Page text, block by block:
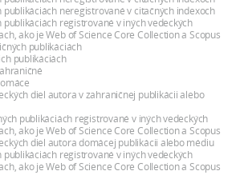
c
h
publikáciách neregistrované v citačných indexoch
publikáciách registrované v iných vedeckých
ako je Web of Science Core Collection a Scopus
publikáciách
publikáciách
diel autora v zahraničnej publikácii alebo
publikáciách registrované v iných vedeckých
ako je Web of Science Core Collection a Scopus
diel autora domácej publikácii alebo médiu
publikáciách registrované v iných vedeckých
ako je Web of Science Core Collection a Scopus